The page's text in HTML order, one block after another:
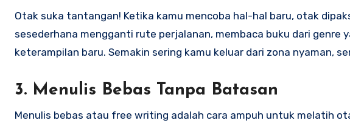
Otak suka tantangan! Ketika kamu mencoba hal-hal baru, otak
sesederhana mengganti rute perjalanan, membaca buku dari genre
keterampilan baru. Semakin sering kamu keluar dari zona nyaman,
3. Menulis Bebas Tanpa Batasan
Menulis bebas atau free writing adalah cara ampuh untuk melatih